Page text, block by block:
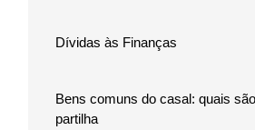
Dívidas às Finanças
Bens comuns do casal: quais
partilha